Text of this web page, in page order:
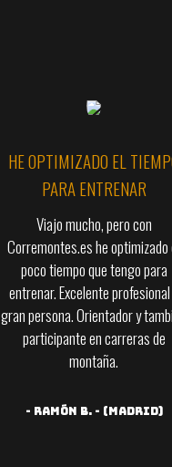
HE OPTIMIZADO EL
PARA ENTRENAR
Viajo mucho, pero con
Corremontes.es he optimizado
poco tiempo que tengo para
entrenar. Excelente
gran persona. Orientador y
participante en carreras de
montaña.
- Ramón B. - (Madrid)